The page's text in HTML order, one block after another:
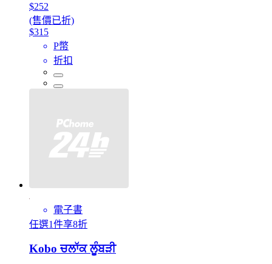
$252
(售價已折)
$315
P幣
折扣
電子書
任選1件享8折
Kobo ਚਲਾੱਕ ਲੂੰਬੜੀ